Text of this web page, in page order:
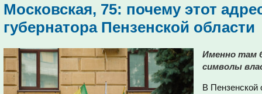
Московская, 75: почему этот
губернатора Пензенской области
Именно там
символы
В Пензенской